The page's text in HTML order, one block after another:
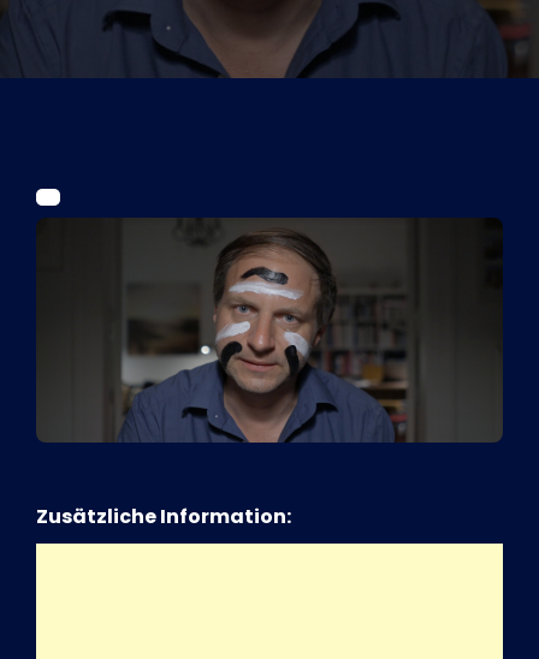
Kurier Romy 2026
Zusätzliche Information: